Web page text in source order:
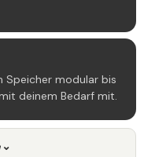
Speicher modular bis
deinem Bedarf mit.
⌄